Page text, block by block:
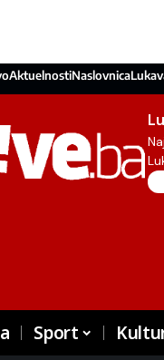
AktuelnostiNaslovnica
Sport